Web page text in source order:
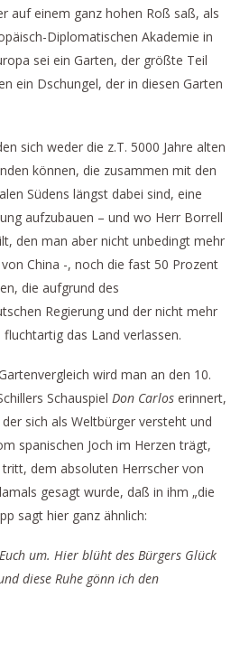
auf einem ganz hohen Roß saß, als
Diplomatischen Akademie in
sei ein Garten, der größte Teil
ein Dschungel, der in diesen Garten
sich weder die z.T. 5000 Jahre alten
können, die zusammen mit den
Südens längst dabei sind, eine
aufzubauen – und wo Herr Borrell
den man aber nicht unbedingt mehr
China -, noch die fast 50 Prozent
die aufgrund des
Regierung und der nicht mehr
das Land verlassen.
wird man an den 10.
SchauspielDon Carlos erinnert,
sich als Weltbürger versteht und
spanischen Joch im Herzen trägt,
dem absoluten Herrscher von
gesagt wurde, daß in ihm „die
sagt hier ganz ähnlich:
um. Hier blüht des Bürgers Glück
diese Ruhe gönn ich den